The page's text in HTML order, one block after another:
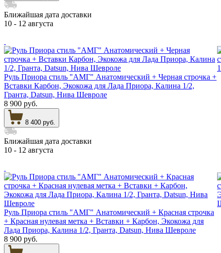
Ближайшая дата доставки
10 - 12 августа
Руль Приора стиль "АМГ" Анатомический + Черная строчка +
Вставки Карбон, Экокожа для Лада Приора, Калина 1/2,
Гранта, Datsun, Нива Шевроле
8 900 руб.
8 400 руб.
Ближайшая дата доставки
10 - 12 августа
Руль Приора стиль "АМГ" Анатомический + Красная строчка
+ Красная нулевая метка + Вставки + Карбон, Экокожа для
Лада Приора, Калина 1/2, Гранта, Datsun, Нива Шевроле
8 900 руб.